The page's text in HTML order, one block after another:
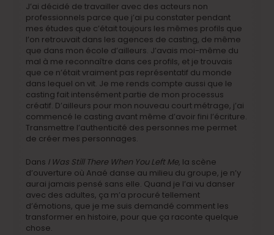
J’ai décidé de travailler avec des acteurs non
professionnels parce que j’ai pu constater pendant
mes études que c’était toujours les mêmes profils que
l’on retrouvait dans les agences de casting, de même
que dans mon école d’ailleurs. J’avais moi-même du
mal à me reconnaître dans ces profils, et je trouvais
que ce n’était vraiment pas représentatif du monde
dans lequel on vit. Je me rends compte aussi que le
casting fait intensément partie de mon processus
créatif. D’ailleurs pour mon nouveau court métrage, j’ai
commencé le casting avant même d’avoir fini l’écriture.
Transmettre l’authenticité des personnes me permet
de créer mes personnages.
Dans I Was Still There When You Left Me, la scène
d’ouverture où Anaé danse au milieu du groupe, je n’y
aurai jamais pensé sans elle. Quand je l’ai vu danser
avec des adultes, ça m’a procuré tellement
d’émotions, que je me suis demandé comment les
transformer en histoire, pour que ça raconte quelque
chose.